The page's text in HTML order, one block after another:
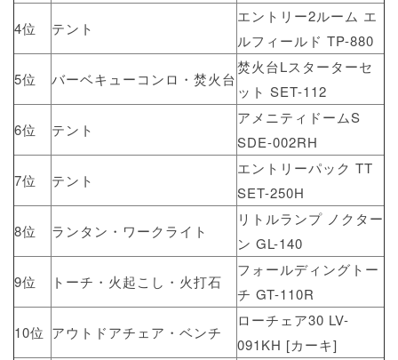
4位 テント
エントリー2ルーム エ
ルフィールド TP-880
5位 バーベキューコンロ・焚火台
焚火台Lスターターセ
ット SET-112
6位 テント
アメニティドームS
SDE-002RH
7位 テント
エントリーパック TT
SET-250H
8位 ランタン・ワークライト
リトルランプ ノクター
ン GL-140
9位 トーチ・火起こし・火打石
フォールディングトー
チ GT-110R
10位 アウトドアチェア・ベンチ
ローチェア30 LV-
091KH [カーキ]